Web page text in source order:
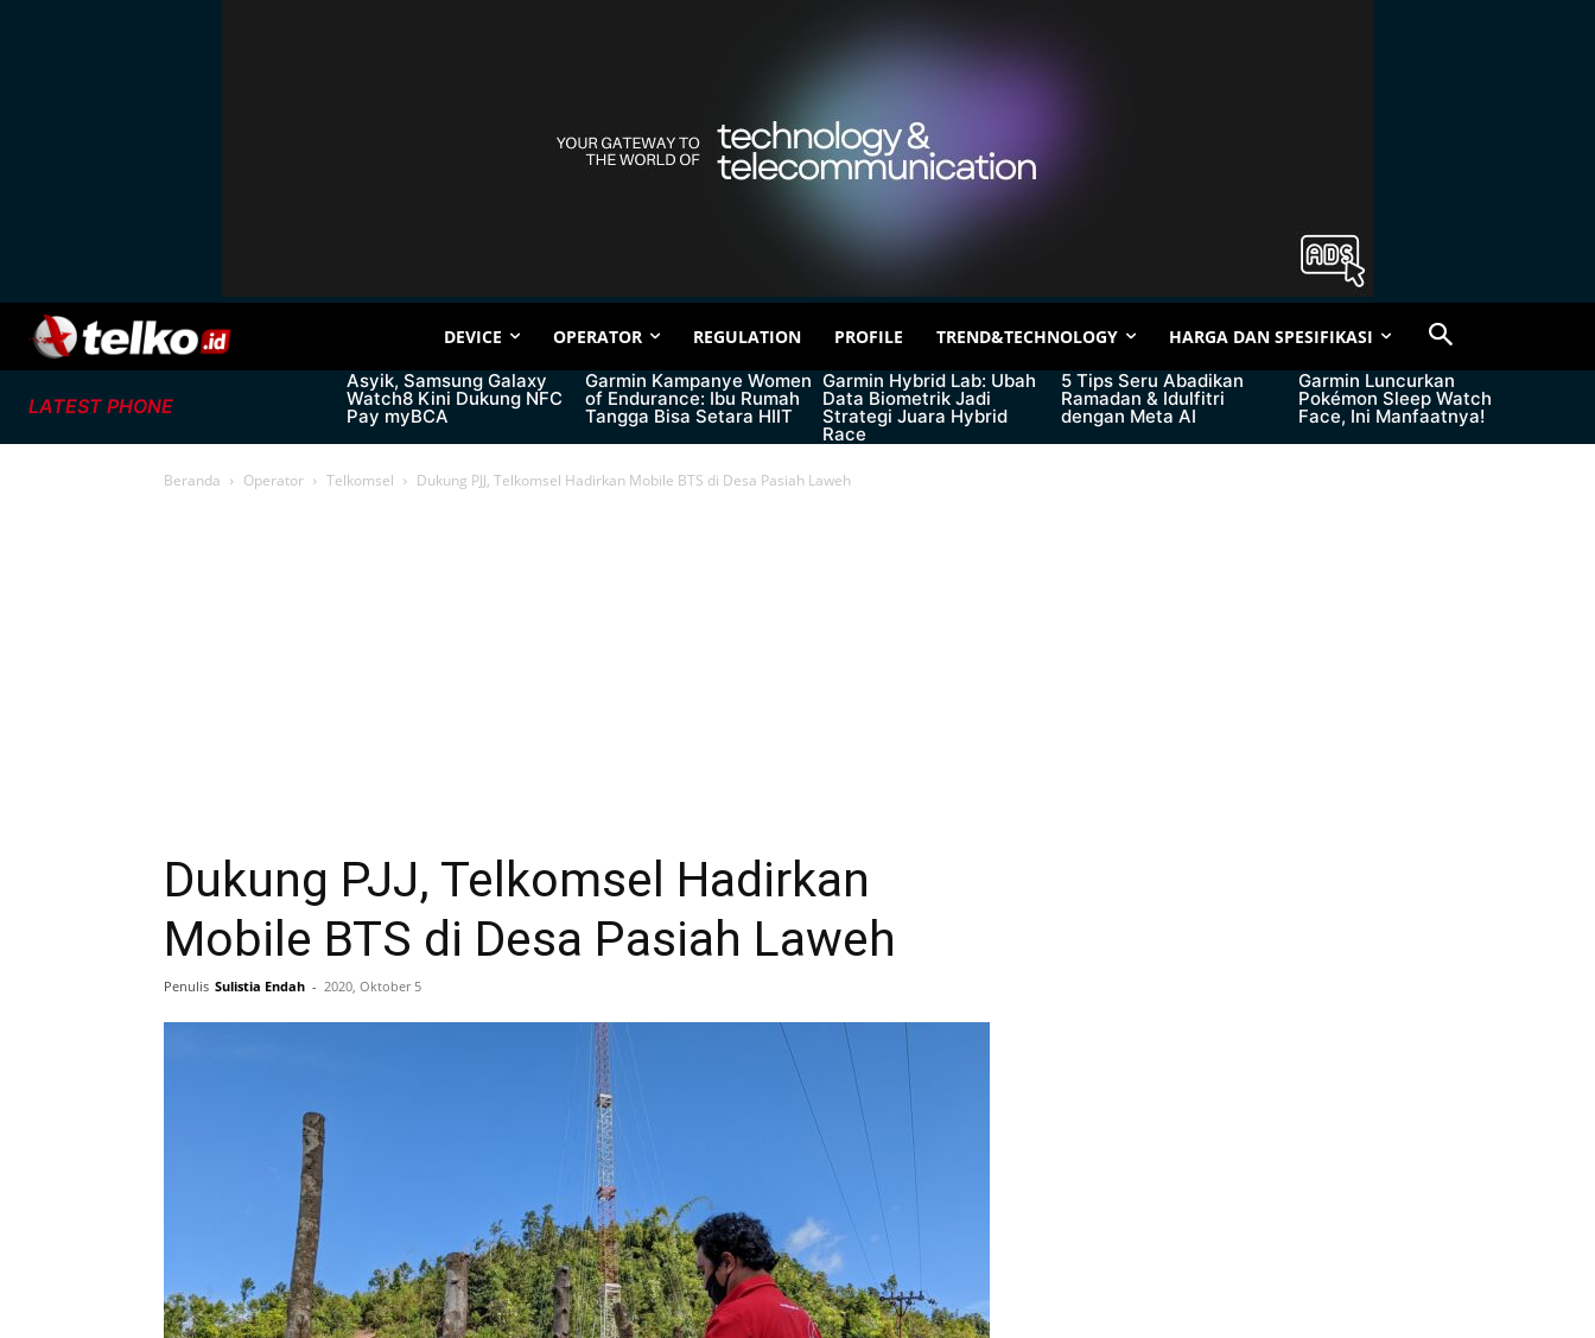
DEVICE OPERATOR REGULATION PROFILE TREND&TECHNOLOGY HARGA DAN SPESIFIKASI
LATEST PHONE
Asyik, Samsung Galaxy
Watch8 Kini Dukung NFC
Pay myBCA
Garmin Kampanye Women
of Endurance: Ibu Rumah
Tangga Bisa Setara HIIT
Garmin Hybrid Lab: Ubah
Data Biometrik Jadi
Strategi Juara Hybrid
Race
5 Tips Seru Abadikan
Ramadan & Idulfitri
dengan Meta AI
Garmin Luncurkan
Pokémon Sleep Watch
Face, Ini Manfaatnya!
Beranda Operator Telkomsel Dukung PJJ, Telkomsel Hadirkan Mobile BTS di Desa Pasiah Laweh
Dukung PJJ, Telkomsel Hadirkan
Mobile BTS di Desa Pasiah Laweh
Penulis Sulistia Endah - 2020, Oktober 5